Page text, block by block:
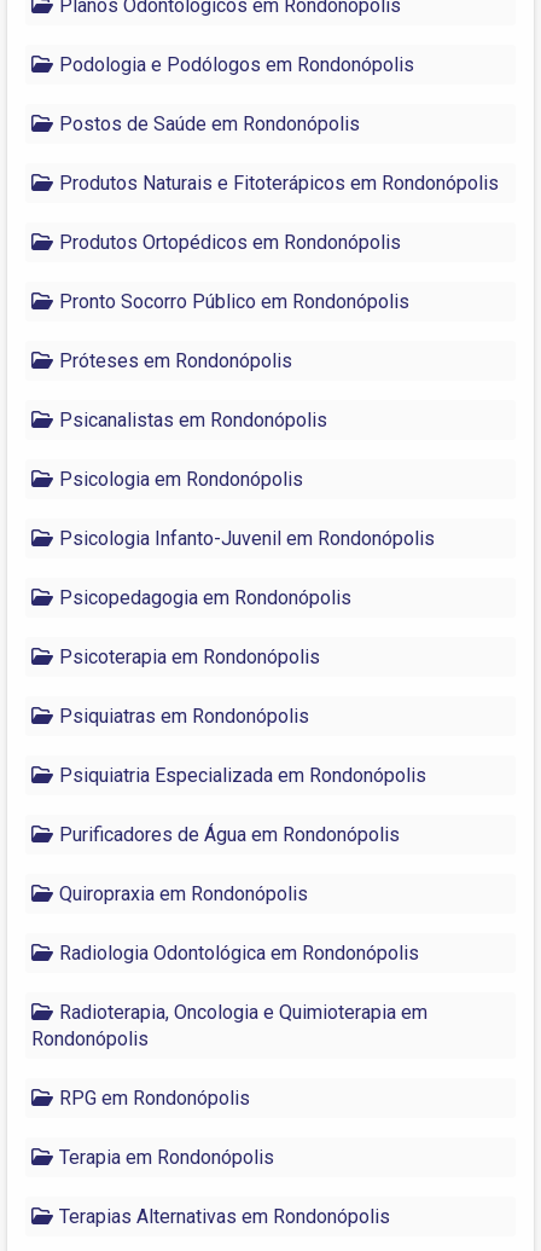
Planos Odontológicos em Rondonópolis
Podologia e Podólogos em Rondonópolis
Postos de Saúde em Rondonópolis
Produtos Naturais e Fitoterápicos em Rondonópolis
Produtos Ortopédicos em Rondonópolis
Pronto Socorro Público em Rondonópolis
Próteses em Rondonópolis
Psicanalistas em Rondonópolis
Psicologia em Rondonópolis
Psicologia Infanto-Juvenil em Rondonópolis
Psicopedagogia em Rondonópolis
Psicoterapia em Rondonópolis
Psiquiatras em Rondonópolis
Psiquiatria Especializada em Rondonópolis
Purificadores de Água em Rondonópolis
Quiropraxia em Rondonópolis
Radiologia Odontológica em Rondonópolis
Radioterapia, Oncologia e Quimioterapia em
Rondonópolis
RPG em Rondonópolis
Terapia em Rondonópolis
Terapias Alternativas em Rondonópolis